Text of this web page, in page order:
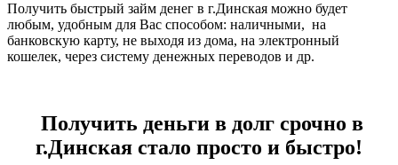
Получить быстрый займ денег в г.Динская можно будет
любым, удобным для Вас способом: наличными, на
банковскую карту, не выходя из дома, на электронный
кошелек, через систему денежных переводов и др.
Получить деньги в долг срочно в
г.Динская стало просто и быстро!